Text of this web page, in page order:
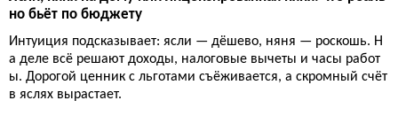
но бьёт по бюджету
Интуиция подсказывает: ясли — дёшево, няня — роскошь. Н
а деле всё решают доходы, налоговые вычеты и часы работ
ы. Дорогой ценник с льготами съёживается, а скромный счёт
в яслях вырастает.